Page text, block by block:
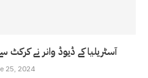
آسٹریلیا کے ڈیوڈ وانر نے کرکٹ
25, 2024